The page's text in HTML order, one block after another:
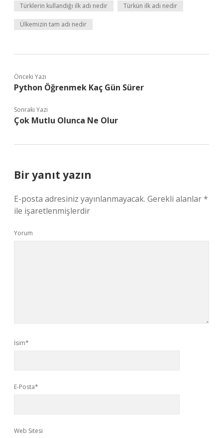
Türklerin kullandığı ilk adı nedir Türkün ilk adı nedir
Ülkemizin tam adı nedir
Önceki Yazı
Python Öğrenmek Kaç Gün Sürer
Sonraki Yazı
Çok Mutlu Olunca Ne Olur
Bir yanıt yazın
E-posta adresiniz yayınlanmayacak. Gerekli alanlar*
ile işaretlenmişlerdir
Yorum
İsim*
E-Posta*
Web Sitesi